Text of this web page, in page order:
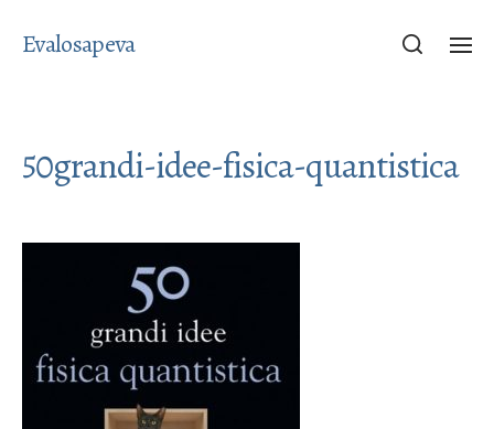
Evalosapeva
50grandi-idee-fisica-quantistica